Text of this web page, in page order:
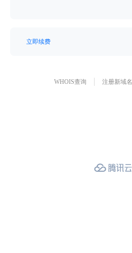
立即续费
WHOIS查询 注册新域名